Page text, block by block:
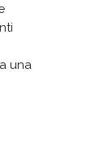
una